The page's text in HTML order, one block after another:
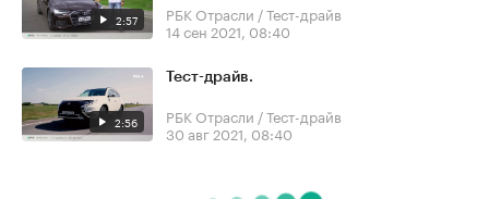
2:57
РБК Отрасли / Тест-драйв
14 сен 2021, 08:40
2:56
Тест-драйв.
РБК Отрасли / Тест-драйв
30 авг 2021, 08:40